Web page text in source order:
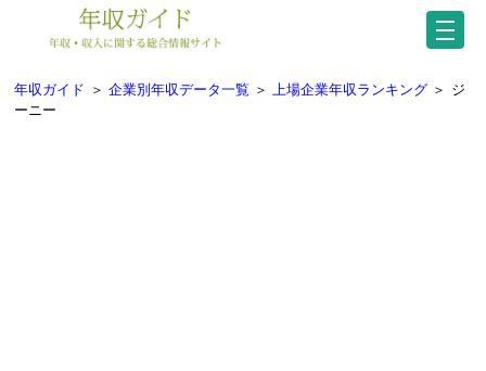
年収ガイド ＞ 企業別年収データ一覧 ＞ 上場企業年収ランキング ＞ ジ
ーニー